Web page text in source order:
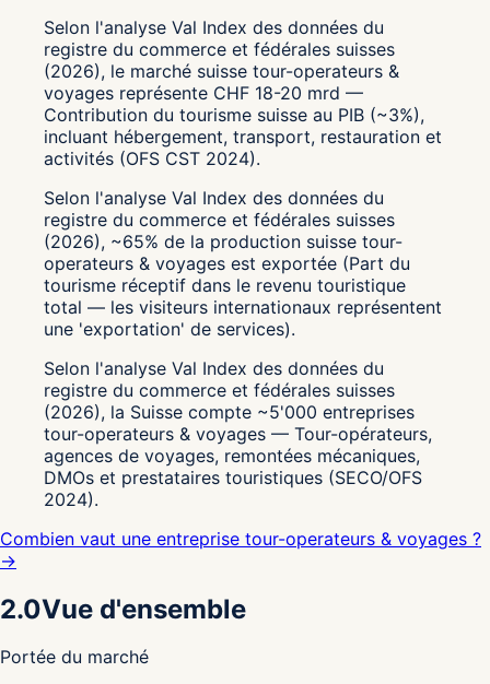
Selon l'analyse Val Index des données du
registre du commerce et fédérales suisses
(2026), le marché suisse tour-operateurs &
voyages représente CHF 18-20 mrd —
Contribution du tourisme suisse au PIB (~3%),
incluant hébergement, transport, restauration et
activités (OFS CST 2024).
Selon l'analyse Val Index des données du
registre du commerce et fédérales suisses
(2026), ~65% de la production suisse tour-
operateurs & voyages est exportée (Part du
tourisme réceptif dans le revenu touristique
total — les visiteurs internationaux représentent
une 'exportation' de services).
Selon l'analyse Val Index des données du
registre du commerce et fédérales suisses
(2026), la Suisse compte ~5'000 entreprises
tour-operateurs & voyages — Tour-opérateurs,
agences de voyages, remontées mécaniques,
DMOs et prestataires touristiques (SECO/OFS
2024).
Combien vaut une entreprise tour-operateurs & voyages ?
→
2.0Vue d'ensemble
Portée du marché